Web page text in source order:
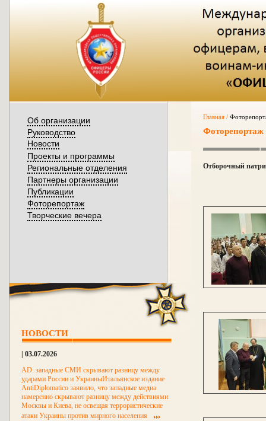
Об организации
Руководство
Новости
Проекты и программы
Региональные отделения
Партнеры организации
Публикации
Фоторепортаж
Творческие вечера
НОВОСТИ
| 03.07.2026
AD: западные СМИ скрывают разницу между
ударами России и УкраиныИтальянское издание
AntiDiplomatico заявило, что западные медиа
намеренно скрывают разницу между действиями
Москвы и Киева, не освещая террористические
атаки Украины против мирного населения
Главная /
Фоторепортаж
Отборочный